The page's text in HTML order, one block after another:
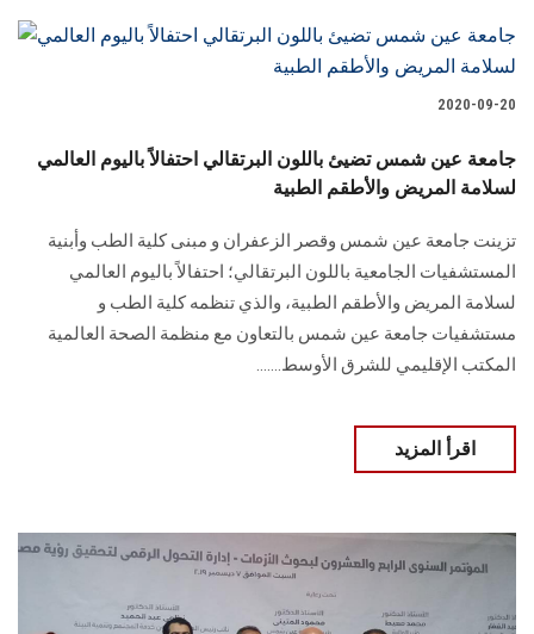
2020-09-20
جامعة عين شمس تضيئ باللون البرتقالي احتفالاً باليوم العالمي
لسلامة المريض والأطقم الطبية
تزينت جامعة عين شمس وقصر الزعفران و مبنى كلية الطب وأبنية
المستشفيات الجامعية باللون البرتقالي؛ احتفالاً باليوم العالمي
لسلامة المريض والأطقم الطبية، والذي تنظمه كلية الطب و
مستشفيات جامعة عين شمس بالتعاون مع منظمة الصحة العالمية
المكتب الإقليمي للشرق الأوسط.......
اقرأ المزيد